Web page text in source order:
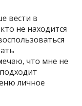
вести в
не находится
что мне не
личное